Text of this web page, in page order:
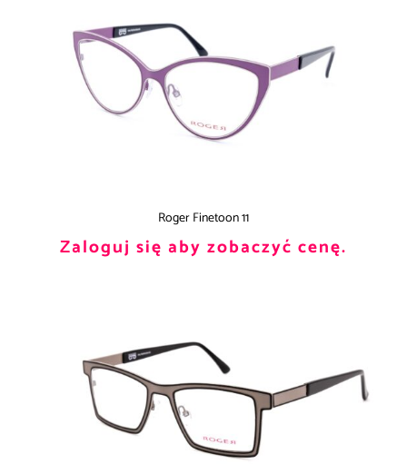
Roger Finetoon 11
Zaloguj się aby zobaczyć cenę.